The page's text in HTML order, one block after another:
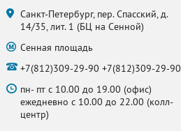
Санкт-Петербург, пер. Спасский, д.
14/35, лит. 1 (БЦ на Сенной)
Сенная площадь
+7(812)309-29-90 +7(812)309-29-90
пн- пт с 10.00 до 19.00 (офис)
ежедневно с 10.00 до 22.00 (колл-
центр)